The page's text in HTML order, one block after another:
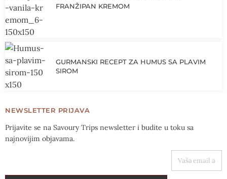
FRANŽIPAN KREMOM
GURMANSKI RECEPT ZA HUMUS SA PLAVIM
SIROM
NEWSLETTER PRIJAVA
Prijavite se na Savoury Trips newsletter i budite u toku sa
najnovijim objavama.